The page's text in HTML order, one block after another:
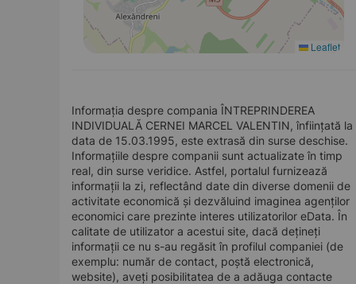
Leaflet
Informația despre compania ÎNTREPRINDEREA
INDIVIDUALĂ CERNEI MARCEL VALENTIN, înființată la
data de 15.03.1995, este extrasă din surse deschise.
Informațiile despre companii sunt actualizate în timp
real, din surse veridice. Astfel, portalul furnizează
informații la zi, reflectând date din diverse domenii de
activitate economică și dezvăluind imaginea agenților
economici care prezinte interes utilizatorilor eData. În
calitate de utilizator a acestui site, dacă dețineți
informații ce nu s-au regăsit în profilul companiei (de
exemplu: număr de contact, poștă electronică,
website), aveți posibilitatea de a adăuga contacte